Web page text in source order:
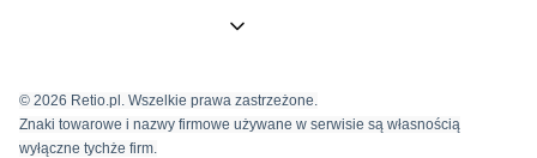
© 2026 Retio.pl. Wszelkie prawa zastrzeżone.
Znaki towarowe i nazwy firmowe używane w serwisie są własnością
wyłączne tychże firm.